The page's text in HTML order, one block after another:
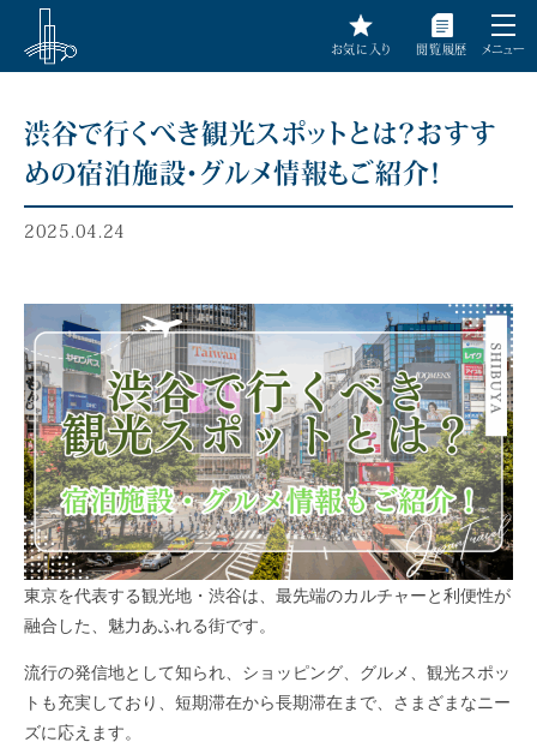
お気に入り 閲覧履歴 メニュー
渋谷で行くべき観光スポットとは？おすす
めの宿泊施設・グルメ情報もご紹介！
2025.04.24
東京を代表する観光地・渋谷は、最先端のカルチャーと利便性が
融合した、魅力あふれる街です。
流行の発信地として知られ、ショッピング、グルメ、観光スポッ
トも充実しており、短期滞在から長期滞在まで、さまざまなニー
ズに応えます。